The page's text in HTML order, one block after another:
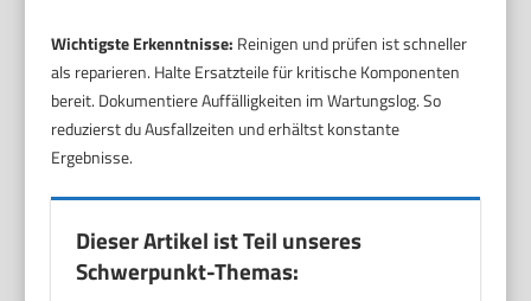
Wichtigste Erkenntnisse: Reinigen und prüfen ist schneller
als reparieren. Halte Ersatzteile für kritische Komponenten
bereit. Dokumentiere Auffälligkeiten im Wartungslog. So
reduzierst du Ausfallzeiten und erhältst konstante
Ergebnisse.
Dieser Artikel ist Teil unseres
Schwerpunkt-Themas: